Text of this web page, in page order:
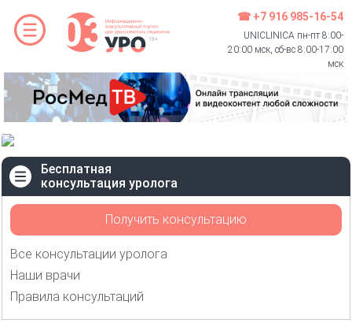
☎ +7 916 985-16-54
UNICLINICA пн-пт 8:00-
20:00 мск, сб-вс 8:00-17:00
мск
Бесплатная
консультация уролога
Получить консультацию
Все консультации уролога
Наши врачи
Правила консультаций